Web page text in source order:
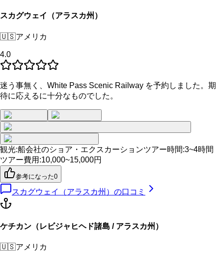
スカグウェイ（アラスカ州）
🇺🇸アメリカ
4.0
迷う事無く、White Pass Scenic Railway を予約しました。期
待に応えるに十分なものでした。
観光:船会社のショア・エクスカーションツアー時間:3~4時間
ツアー費用 :10,000~15,000円
参考になった0
スカグウェイ（アラスカ州） の口コミ
ケチカン（レビジャヒヘド諸島 / アラスカ州）
🇺🇸アメリカ